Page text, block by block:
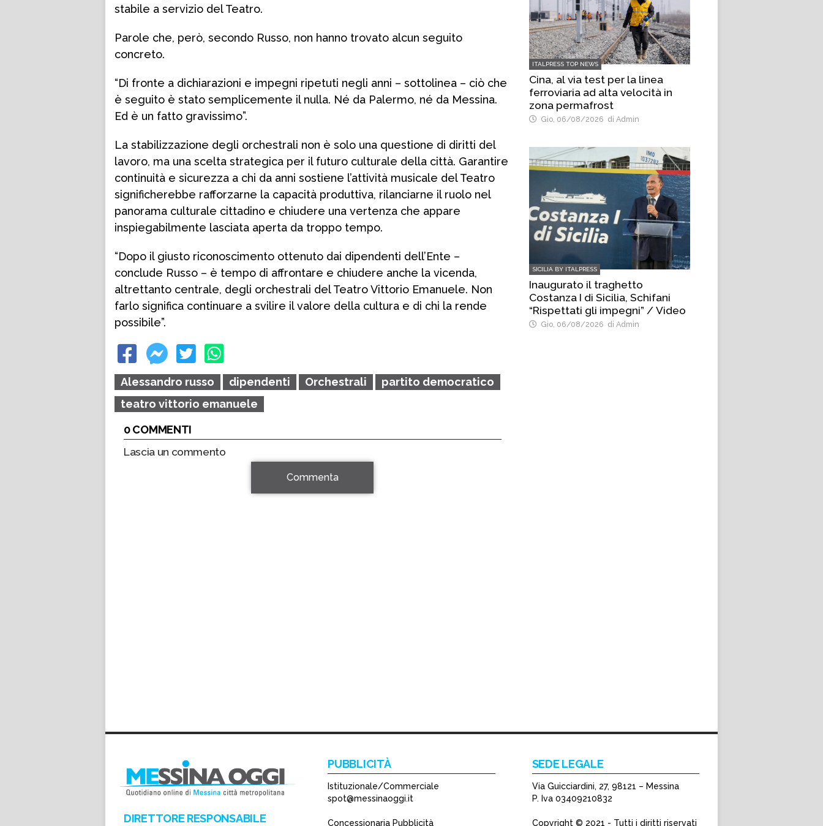
stabile a servizio del Teatro.
Parole che, però, secondo Russo, non hanno trovato alcun seguito
concreto.
“Di fronte a dichiarazioni e impegni ripetuti negli anni – sottolinea – ciò che
è seguito è stato semplicemente il nulla. Né da Palermo, né da Messina.
Ed è un fatto gravissimo”.
La stabilizzazione degli orchestrali non è solo una questione di diritti del
lavoro, ma una scelta strategica per il futuro culturale della città. Garantire
continuità e sicurezza a chi da anni sostiene l’attività musicale del Teatro
significherebbe rafforzarne la capacità produttiva, rilanciarne il ruolo nel
panorama culturale cittadino e chiudere una vertenza che appare
inspiegabilmente lasciata aperta da troppo tempo.
“Dopo il giusto riconoscimento ottenuto dai dipendenti dell’Ente –
conclude Russo – è tempo di affrontare e chiudere anche la vicenda,
altrettanto centrale, degli orchestrali del Teatro Vittorio Emanuele. Non
farlo significa continuare a svilire il valore della cultura e di chi la rende
possibile”.
Alessandro russo dipendenti Orchestrali
partito democratico
teatro vittorio emanuele
0 COMMENTI
Lascia un commento
Commenta
ITALPRESS TOP NEWS
Cina, al via test per la linea
ferroviaria ad alta velocità in
zona permafrost
Gio, 06/08/2026 di Admin
SICILIA BY ITALPRESS
Inaugurato il traghetto
Costanza I di Sicilia, Schifani
“Rispettati gli impegni” / Video
Gio, 06/08/2026 di Admin
DIRETTORE RESPONSABILE
PUBBLICITÀ
Istituzionale/Commerciale
spot@messinaoggi.it
Concessionaria Pubblicità
SEDE LEGALE
Via Guicciardini, 27, 98121 – Messina
P. Iva 03409210832
Copyright © 2021 - Tutti i diritti riservati